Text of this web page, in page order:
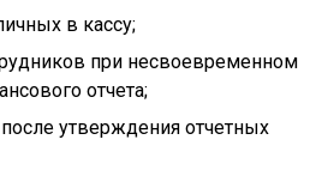
в кассу;
при несвоевременном
отчета;
утверждения отчетных